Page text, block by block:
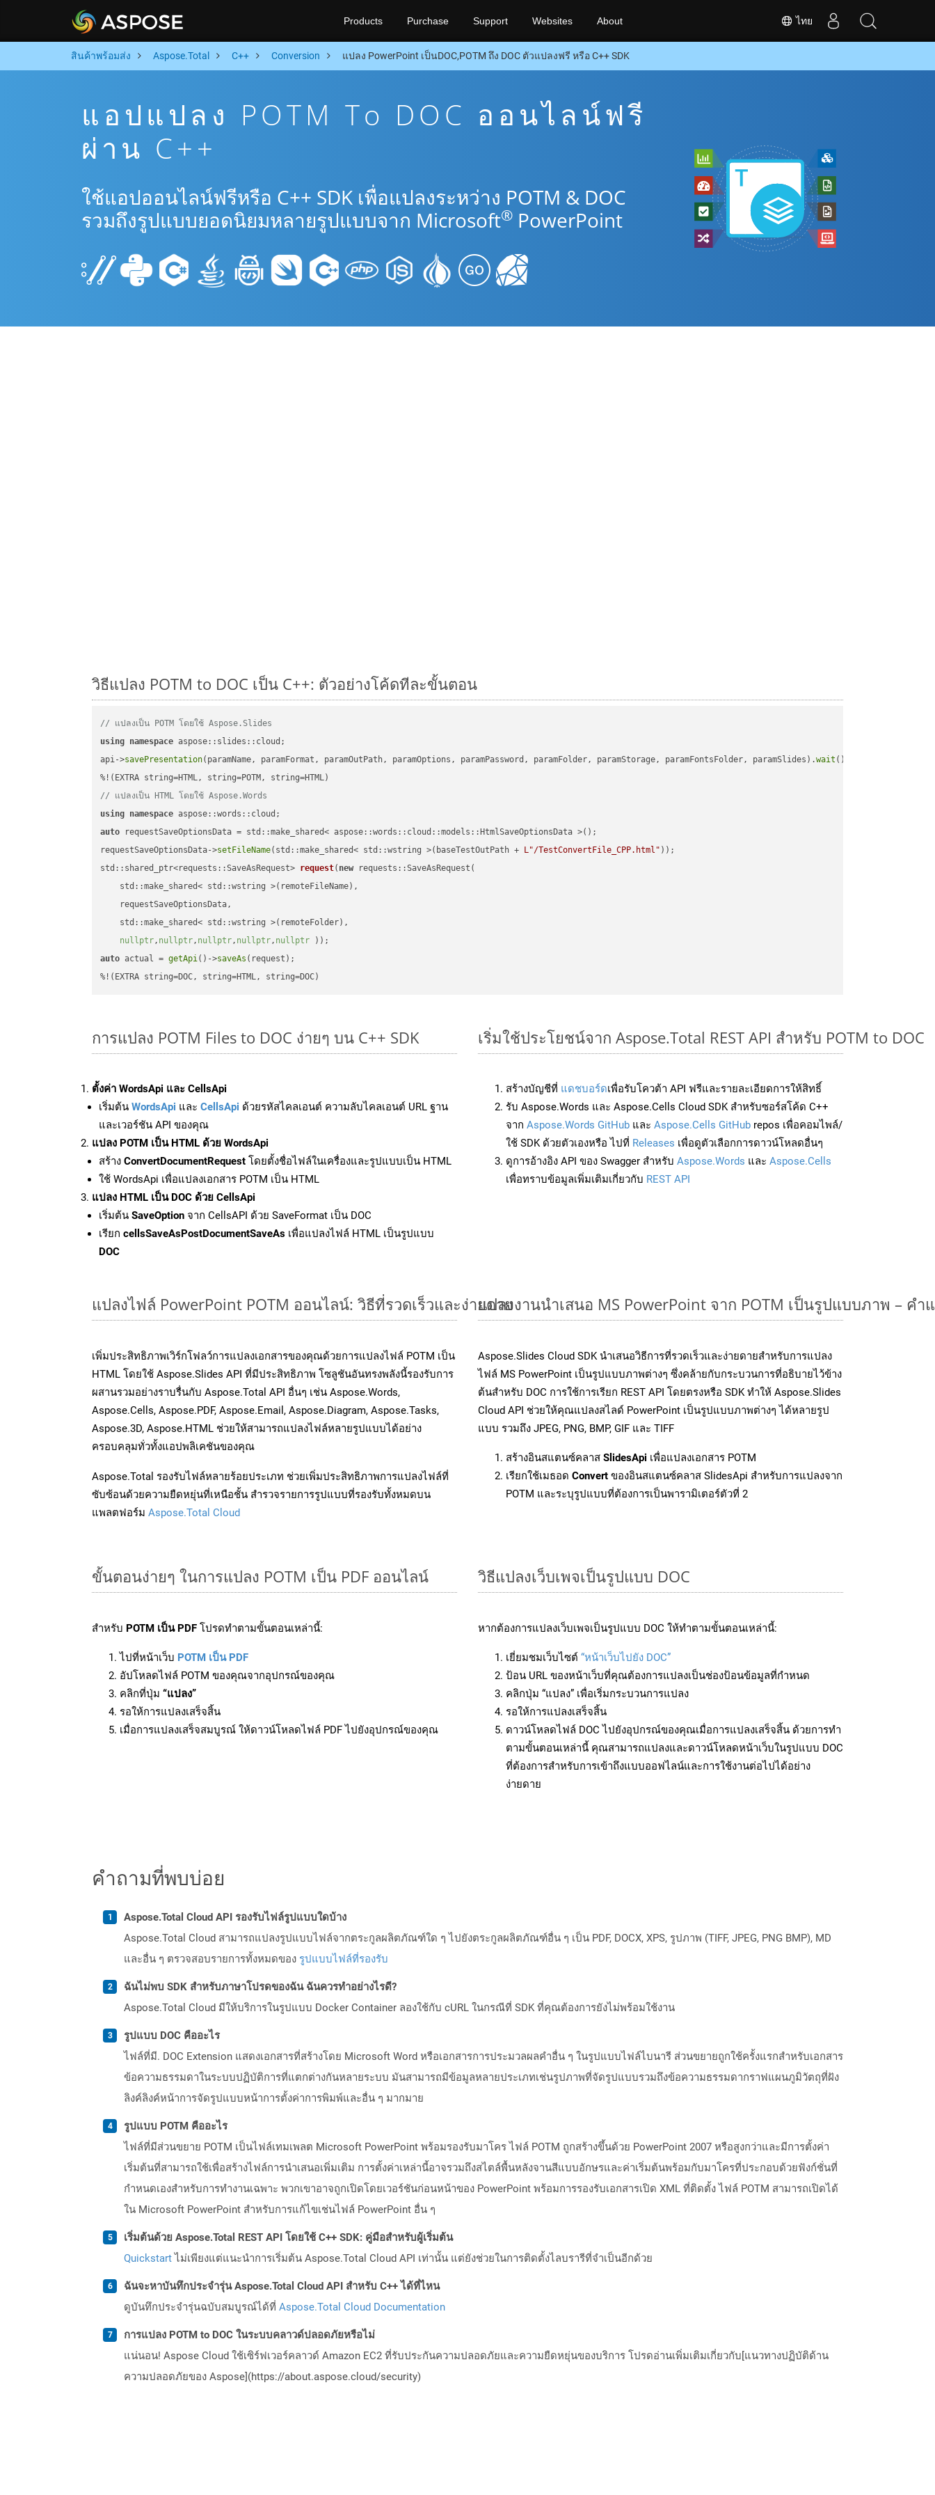
ไทย
Products Purchase Support Websites About
สินค้าพร้อมส่ง Aspose.Total C++ Conversion แปลง PowerPoint เป็นDOC,POTM ถึง DOC ตัวแปลงฟรี หรือ C++ SDK
แอปแปลง POTM To DOC ออนไลน์ฟรี
ผ่าน C++
ใช้แอปออนไลน์ฟรีหรือ C++ SDK เพื่อแปลงระหว่าง POTM & DOC
รวมถึงรูปแบบยอดนิยมหลายรูปแบบจาก Microsoft® PowerPoint
วิธีแปลง POTM to DOC เป็น C++: ตัวอย่างโค้ดทีละขั้นตอน
// แปลงเป็น POTM โดยใช้ Aspose.Slides
using namespace aspose::slides::cloud;
api->savePresentation(paramName, paramFormat, paramOutPath, paramOptions, paramPassword, paramFolder, paramStorage, paramFontsFolder, paramSlides).wait ();
// แปลงเป็น HTML โดยใช้ Aspose.Words
using namespace
auto requestSaveOptionsData = std::make_shared< aspose::words::cloud::models::HtmlSaveOptionsData >();
requestSaveOptionsData->setFileName(std::make_shared< std::wstring >(baseTestOutPath + L"/TestConvertFile_CPP.html"
std::shared_ptr<requests::SaveAsRequest> request( new requests::SaveAsRequest(
    std::make_shared< std::wstring >(remoteFileName),
    requestSaveOptionsData,
    std::make_shared< std::wstring >(remoteFolder),
nullptr, nullptr, nullptr, nullptr, nullptr ))
auto actual = getApi()->saveAs (request);
%!(EXTRA string=DOC, string=HTML, string=DOC)
การแปลง POTM Files to DOC ง่ายๆ บน C++ SDK
ตั้งค่า WordsApi และ CellsApi
เริ่มต้น WordsApi และ CellsApi ด้วยรหัสไคลเอนต์ ความลับไคลเอนต์ URL ฐาน
และเวอร์ชัน API ของคุณ
แปลง POTM เป็น HTML ด้วย WordsApi
สร้าง ConvertDocumentRequest โดยตั้งชื่อไฟล์ในเครื่องและรูปแบบเป็น HTML
ใช้ WordsApi เพื่อแปลงเอกสาร POTM เป็น HTML
แปลง HTML เป็น DOC ด้วย CellsApi
เริ่มต้น SaveOption จาก CellsAPI ด้วย SaveFormat เป็น DOC
เรียก cellsSaveAsPostDocumentSaveAs เพื่อแปลงไฟล์ HTML เป็นรูปแบบ
DOC
เริ่มใช้ประโยชน์จาก Aspose.Total REST API สำหรับ POTM to DOC
สร้างบัญชีที่ แดชบอร์ดเพื่อรับโควต้า API ฟรีและรายละเอียดการให้สิทธิ์
รับ Aspose.Words และ Aspose.Cells Cloud SDK สำหรับซอร์สโค้ด C++
จาก Aspose.Words GitHub และ Aspose.Cells GitHub repos เพื่อคอมไพล์/
ใช้ SDK ด้วยตัวเองหรือ ไปที่ Releases เพื่อดูตัวเลือกการดาวน์โหลดอื่นๆ
ดูการอ้างอิง API ของ Swagger สำหรับ Aspose.Words และ Aspose.Cells
เพื่อทราบข้อมูลเพิ่มเติมเกี่ยวกับ REST API
แปลงไฟล์ PowerPoint POTM ออนไลน์: วิธีที่รวดเร็วและง่ายดาย
เพิ่มประสิทธิภาพเวิร์กโฟลว์การแปลงเอกสารของคุณด้วยการแปลงไฟล์ POTM เป็น
HTML โดยใช้ Aspose.Slides API ที่มีประสิทธิภาพ โซลูชันอันทรงพลังนี้รองรับการ
ผสานรวมอย่างราบรื่นกับ Aspose.Total API อื่นๆ เช่น Aspose.Words,
Aspose.Cells, Aspose.PDF, Aspose.Email, Aspose.Diagram, Aspose.Tasks,
Aspose.3D, Aspose.HTML ช่วยให้สามารถแปลงไฟล์หลายรูปแบบได้อย่าง
ครอบคลุมทั่วทั้งแอปพลิเคชันของคุณ
Aspose.Total รองรับไฟล์หลายร้อยประเภท ช่วยเพิ่มประสิทธิภาพการแปลงไฟล์ที่
ซับซ้อนด้วยความยืดหยุ่นที่เหนือชั้น สำรวจรายการรูปแบบที่รองรับทั้งหมดบน
แพลตฟอร์ม Aspose.Total Cloud
แปลงงานนำเสนอ MS PowerPoint จาก POTM เป็นรูปแบบภาพ – ค
Aspose.Slides Cloud SDK นำเสนอวิธีการที่รวดเร็วและง่ายดายสำหรับการแปลง
ไฟล์ MS PowerPoint เป็นรูปแบบภาพต่างๆ ซึ่งคล้ายกับกระบวนการที่อธิบายไว้ข้าง
ต้นสำหรับ DOC การใช้การเรียก REST API โดยตรงหรือ SDK ทำให้ Aspose.Slides
Cloud API ช่วยให้คุณแปลงสไลด์ PowerPoint เป็นรูปแบบภาพต่างๆ ได้หลายรูป
แบบ รวมถึง JPEG, PNG, BMP, GIF และ TIFF
สร้างอินสแตนซ์คลาส SlidesApi เพื่อแปลงเอกสาร POTM
เรียกใช้เมธอด Convert ของอินสแตนซ์คลาส SlidesApi สำหรับการแปลงจาก
POTM และระบุรูปแบบที่ต้องการเป็นพารามิเตอร์ตัวที่ 2
ขั้นตอนง่ายๆ ในการแปลง POTM เป็น PDF ออนไลน์
สำหรับ POTM เป็น PDF โปรดทำตามขั้นตอนเหล่านี้:
ไปที่หน้าเว็บ POTM เป็น PDF
อัปโหลดไฟล์ POTM ของคุณจากอุปกรณ์ของคุณ
คลิกที่ปุ่ม “แปลง”
รอให้การแปลงเสร็จสิ้น
เมื่อการแปลงเสร็จสมบูรณ์ ให้ดาวน์โหลดไฟล์ PDF ไปยังอุปกรณ์ของคุณ
วิธีแปลงเว็บเพจเป็นรูปแบบ DOC
หากต้องการแปลงเว็บเพจเป็นรูปแบบ DOC ให้ทำตามขั้นตอนเหล่านี้:
เยี่ยมชมเว็บไซต์ “หน้าเว็บไปยัง DOC”
ป้อน URL ของหน้าเว็บที่คุณต้องการแปลงเป็นช่องป้อนข้อมูลที่กำหนด
คลิกปุ่ม “แปลง” เพื่อเริ่มกระบวนการแปลง
รอให้การแปลงเสร็จสิ้น
ดาวน์โหลดไฟล์ DOC ไปยังอุปกรณ์ของคุณเมื่อการแปลงเสร็จสิ้น ด้วยการทำ
ตามขั้นตอนเหล่านี้ คุณสามารถแปลงและดาวน์โหลดหน้าเว็บในรูปแบบ DOC
ที่ต้องการสำหรับการเข้าถึงแบบออฟไลน์และการใช้งานต่อไปได้อย่าง
ง่ายดาย
คำถามที่พบบ่อย
Aspose.Total Cloud API รองรับไฟล์รูปแบบใดบ้าง
Aspose.Total Cloud สามารถแปลงรูปแบบไฟล์จากตระกูลผลิตภัณฑ์ใด ๆ ไปยังตระกูลผลิตภัณฑ์อื่น ๆ เป็น PDF, DOCX, XPS, รูปภาพ (TIFF, JPEG, PNG BMP), MD
และอื่น ๆ ตรวจสอบรายการทั้งหมดของ รูปแบบไฟล์ที่รองรับ
ฉันไม่พบ SDK สำหรับภาษาโปรดของฉัน ฉันควรทำอย่างไรดี?
Aspose.Total Cloud มีให้บริการในรูปแบบ Docker Container ลองใช้กับ cURL ในกรณีที่ SDK ที่คุณต้องการยังไม่พร้อมใช้งาน
รูปแบบ DOC คืออะไร
ไฟล์ที่มี. DOC Extension แสดงเอกสารที่สร้างโดย Microsoft Word หรือเอกสารการประมวลผลคำอื่น ๆ ในรูปแบบไฟล์ไบนารี ส่วนขยายถูกใช้ครั้งแรกสำหรับเอกสาร
ข้อความธรรมดาในระบบปฏิบัติการที่แตกต่างกันหลายระบบ มันสามารถมีข้อมูลหลายประเภทเช่นรูปภาพที่จัดรูปแบบรวมถึงข้อความธรรมดากราฟแผนภูมิวัตถุที่ฝัง
ลิงค์ลิงค์หน้าการจัดรูปแบบหน้าการตั้งค่าการพิมพ์และอื่น ๆ มากมาย
รูปแบบ POTM คืออะไร
ไฟล์ที่มีส่วนขยาย POTM เป็นไฟล์เทมเพลต Microsoft PowerPoint พร้อมรองรับมาโคร ไฟล์ POTM ถูกสร้างขึ้นด้วย PowerPoint 2007 หรือสูงกว่าและมีการตั้งค่า
เริ่มต้นที่สามารถใช้เพื่อสร้างไฟล์การนำเสนอเพิ่มเติม การตั้งค่าเหล่านี้อาจรวมถึงสไตล์พื้นหลังจานสีแบบอักษรและค่าเริ่มต้นพร้อมกับมาโครที่ประกอบด้วยฟังก์ชั่นที่
กำหนดเองสำหรับการทำงานเฉพาะ พวกเขาอาจถูกเปิดโดยเวอร์ชันก่อนหน้าของ PowerPoint พร้อมการรองรับเอกสารเปิด XML ที่ติดตั้ง ไฟล์ POTM สามารถเปิดได้
ใน Microsoft PowerPoint สำหรับการแก้ไขเช่นไฟล์ PowerPoint อื่น ๆ
เริ่มต้นด้วย Aspose.Total REST API โดยใช้ C++ SDK: คู่มือสำหรับผู้เริ่มต้น
Quickstartไม่เพียงแต่แนะนำการเริ่มต้น Aspose.Total Cloud API เท่านั้น แต่ยังช่วยในการติดตั้งไลบรารีที่จำเป็นอีกด้วย
ฉันจะหาบันทึกประจำรุ่น Aspose.Total Cloud API สำหรับ C++ ได้ที่ไหน
ดูบันทึกประจำรุ่นฉบับสมบูรณ์ได้ที่ Aspose.Total Cloud Documentation
การแปลง POTM to DOC ในระบบคลาวด์ปลอดภัยหรือไม่
แน่นอน! Aspose Cloud ใช้เซิร์ฟเวอร์คลาวด์ Amazon EC2 ที่รับประกันความปลอดภัยและความยืดหยุ่นของบริการ โปรดอ่านเพิ่มเติมเกี่ยวกับ[แนวทางปฏิบัติด้าน
ความปลอดภัยของ Aspose](https://about.aspose.cloud/security)